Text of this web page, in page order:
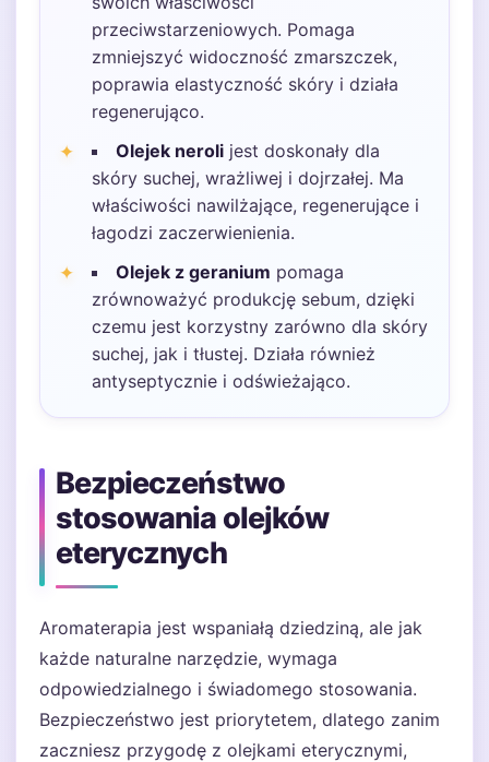
przeciwstarzeniowych. Pomaga
zmniejszyć widoczność zmarszczek,
poprawia elastyczność skóry i działa
regenerująco.
Olejek neroli jest doskonały dla
skóry suchej, wrażliwej i dojrzałej. Ma
właściwości nawilżające, regenerujące i
łagodzi zaczerwienienia.
Olejek z geranium pomaga
zrównoważyć produkcję sebum, dzięki
czemu jest korzystny zarówno dla skóry
suchej, jak i tłustej. Działa również
antyseptycznie i odświeżająco.
Bezpieczeństwo
stosowania olejków
eterycznych
Aromaterapia jest wspaniałą dziedziną, ale jak
każde naturalne narzędzie, wymaga
odpowiedzialnego i świadomego stosowania.
Bezpieczeństwo jest priorytetem, dlatego zanim
zaczniesz przygodę z olejkami eterycznymi,